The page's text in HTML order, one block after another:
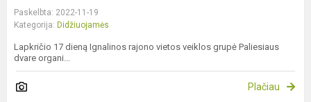
Paskelbta: 2022-11-19
Kategorija: Didžiuojamės
Lapkričio 17 dieną Ignalinos rajono vietos veiklos grupė Paliesiaus
dvare organi...
Plačiau